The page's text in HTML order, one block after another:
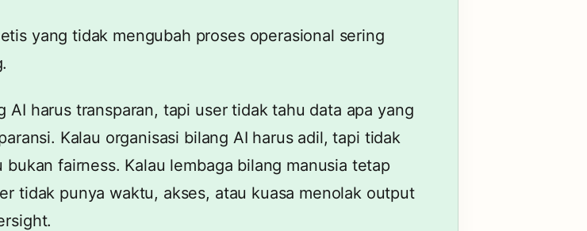
yang tidak mengubah proses operasional sering
AI harus transparan, tapi user tidak tahu data apa yang
Kalau organisasi bilang AI harus adil, tapi tidak
fairness. Kalau lembaga bilang manusia tetap
tidak punya waktu, akses, atau kuasa menolak output